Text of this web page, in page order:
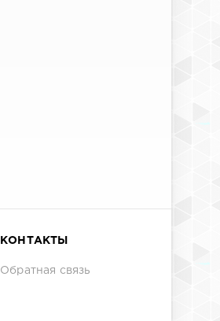
КОНТАКТЫ
Обратная связь